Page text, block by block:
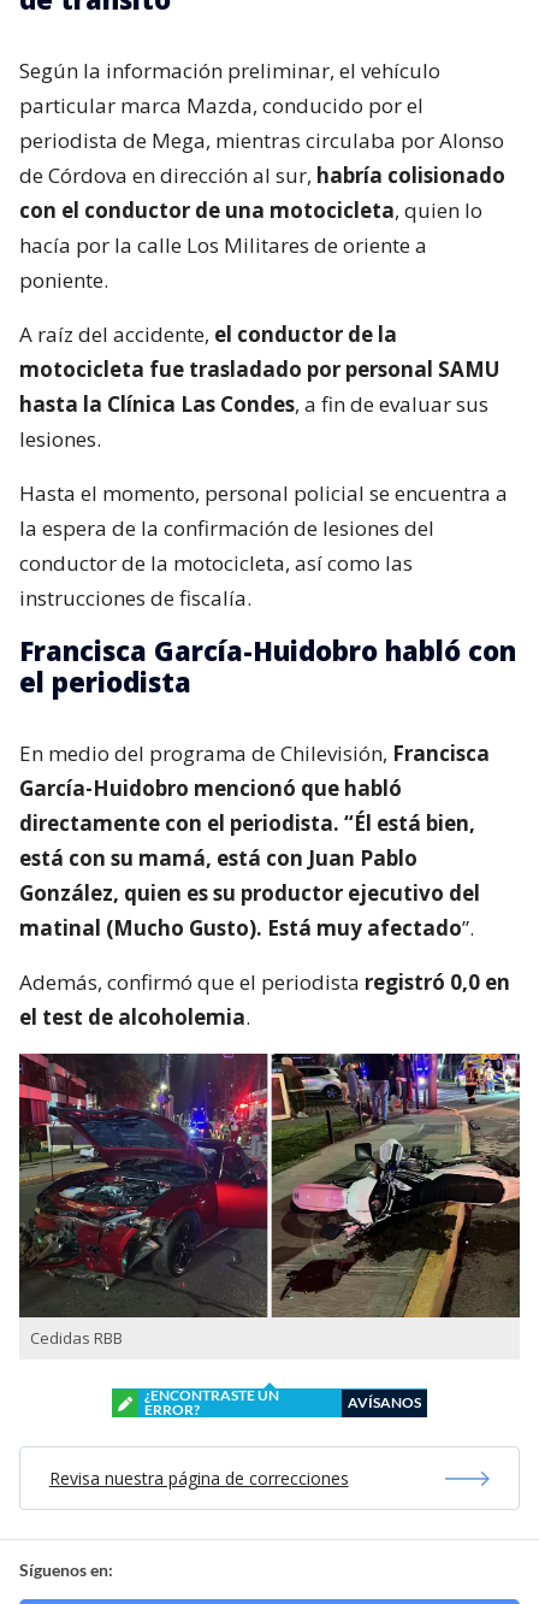
Según la información preliminar, el vehículo
particular marca Mazda, conducido por el
periodista de Mega, mientras circulaba por Alonso
de Córdova en dirección al sur, habría colisionado
con el conductor de una motocicleta, quien lo
hacía por la calle Los Militares de oriente a
poniente.
A raíz del accidente, el conductor de la
motocicleta fue trasladado por personal SAMU
hasta la Clínica Las Condes, a fin de evaluar sus
lesiones.
Hasta el momento, personal policial se encuentra a
la espera de la confirmación de lesiones del
conductor de la motocicleta, así como las
instrucciones de fiscalía.
Francisca García-Huidobro habló con
el periodista
En medio del programa de Chilevisión, Francisca
García-Huidobro mencionó que habló
directamente con el periodista. “Él está bien,
está con su mamá, está con Juan Pablo
González, quien es su productor ejecutivo del
matinal (Mucho Gusto). Está muy afectado”.
Además, confirmó que el periodista registró 0,0 en
el test de alcoholemia.
Cedidas RBB
¿ENCONTRASTE UN
ERROR?
AVÍSANOS
Revisa nuestra página de correcciones
Síguenos en: